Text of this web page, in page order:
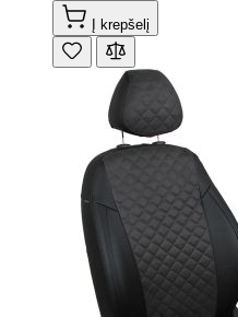
Į krepšelį